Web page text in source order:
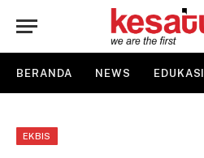
BERANDA NEWS
EKBIS